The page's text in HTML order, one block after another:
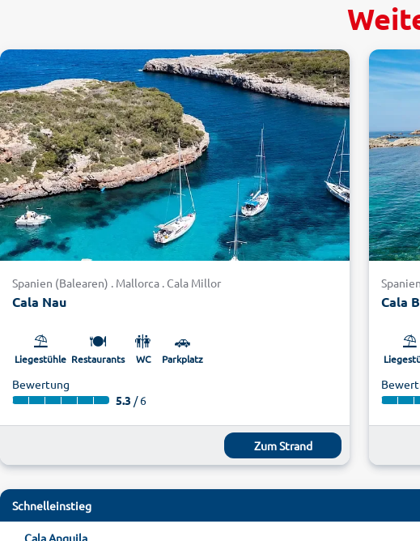
Spanien (Balearen) . Mallorca . Cala Millor
Cala Nau
⛱️
Liegestühle
🍽️
Restaurants
🚻
WC
🚗
Parkplatz
Bewertung
5.3 / 6
Zum Strand
Cala
⛱️
Schnelleinstieg
Cala Anguila